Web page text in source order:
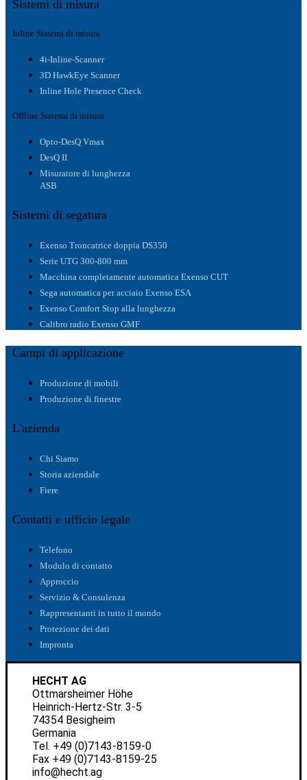
Sistemi di misura
Inline Sistemi di misura
4i-Inline-Scanner
3D HawkEye Scanner
Inline Hole Presence Check
Offline Sistemi di misura
Opto-DesQ Vmax
DesQ II
Misuratore di lunghezza
ASB
Sistemi di segatura
Exenso Troncatrice doppia DS350
Serie UTG 300-800 mm
Macchina completamente automatica Exenso CUT
Sega automatica per acciaio Exenso ESA
Exenso Comfort Stop alla lunghezza
Calibro radio Exenso GMF
Campi di applicazione
Produzione di mobili
Produzione di finestre
L'azienda
Chi Siamo
Storia aziendale
Fiere
Contatti e ufficio legale
Telefono
Modulo di contatto
Approccio
Servizio & Consulenza
Rappresentanti in tutto il mondo
Protezione dei dati
Impronta
HECHT AG
Ottmarsheimer Höhe
Heinrich-Hertz-Str. 3-5
74354 Besigheim
Germania
Tel. +49 (0)7143-8159-0
Fax +49 (0)7143-8159-25
info@hecht.ag